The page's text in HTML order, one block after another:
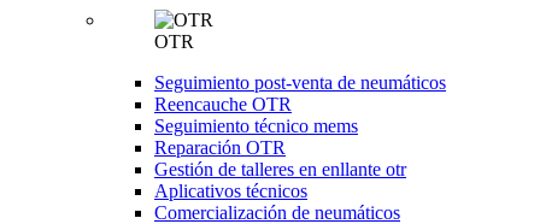
OTR
Seguimiento post-venta de neumáticos
Reencauche OTR
Seguimiento técnico mems
Reparación OTR
Gestión de talleres en enllante otr
Aplicativos técnicos
Comercialización de neumáticos